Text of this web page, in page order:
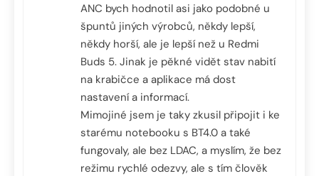
ANC bych hodnotil asi jako podobné u
špuntů jiných výrobců, někdy lepší,
někdy horší, ale je lepší než u Redmi
Buds 5. Jinak je pěkné vidět stav nabití
na krabičce a aplikace má dost
nastavení a informací.
Mimojiné jsem je taky zkusil připojit i ke
starému notebooku s BT4.0 a také
fungovaly, ale bez LDAC, a myslím, že bez
režimu rychlé odezvy, ale s tím člověk